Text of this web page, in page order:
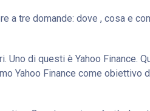
a tre domande: dove , cosa e
di questi è Yahoo Finance.
Yahoo Finance come obiettivo